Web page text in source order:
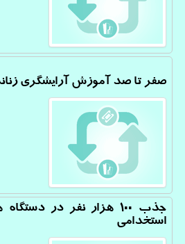
صفر تا صد آموزش آرایشگری
جذب ۱۰۰ هزار نفر در
استخدامی